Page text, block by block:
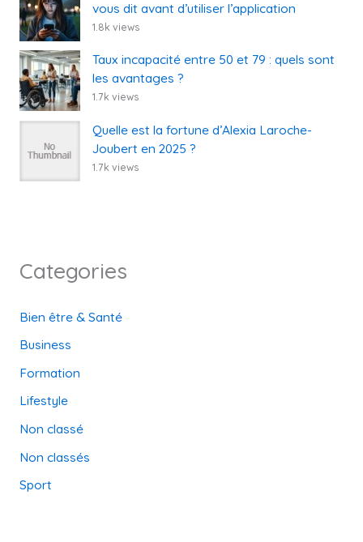
vous dit avant d’utiliser l’application
1.8k views
Taux incapacité entre 50 et 79 : quels sont
les avantages ?
1.7k views
Quelle est la fortune d’Alexia Laroche-
Joubert en 2025 ?
1.7k views
Categories
Bien être & Santé
Business
Formation
Lifestyle
Non classé
Non classés
Sport